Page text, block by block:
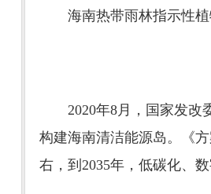
海南热带雨林指示性植
2020年8月，国家发改委
构建海南清洁能源岛。《
右，到2035年，低碳化、